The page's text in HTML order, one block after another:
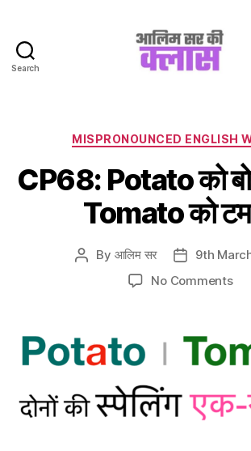
Search
Class
Categories
MISPRONOUNCED ENGLISH
CP68: Potato को
Tomato को
Post
By आलिम सर
Post9th
No Commentson
को